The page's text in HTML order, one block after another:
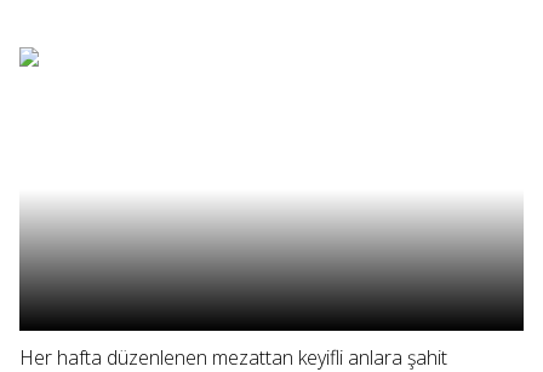
Her hafta düzenlenen mezattan keyifli anlara şahit